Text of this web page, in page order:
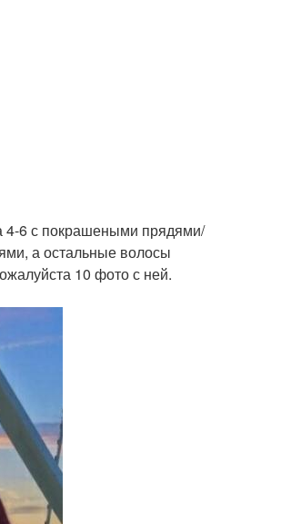
4-6 с покрашеными прядями/
а остальные волосы
10 фото с ней.